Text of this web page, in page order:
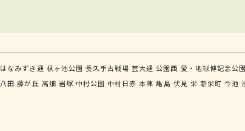
はなみずき通 杁ヶ池公園 長久手古戦場 芸大通 公園西 愛・地球博記念公園
八田 藤が丘 高畑 岩塚 中村公園 中村日赤 本陣 亀島 伏見 栄 新栄町 今池